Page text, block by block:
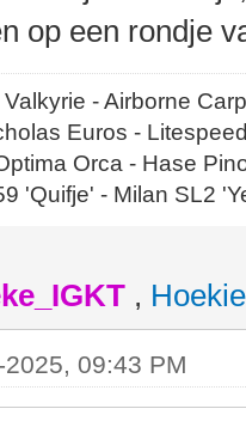
op een rondje
- Airborne
Euros -
Orca - Hase
'Quifje' - Milan SL2
, Hoekie
09:43 PM